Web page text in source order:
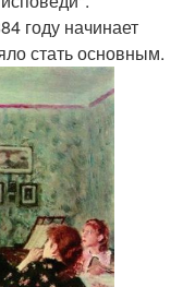
году начинает
стать основным.